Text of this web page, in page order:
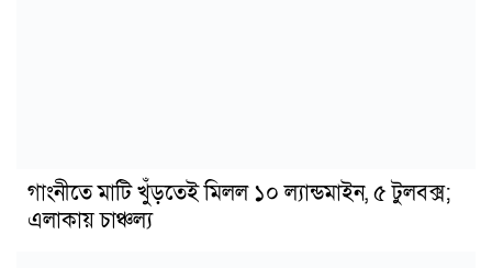
গাংনীতে মাটি খুঁড়তেই মিলল ১০ ল্যান্ডমাইন, ৫ টুলবক্স;
এলাকায় চাঞ্চল্য